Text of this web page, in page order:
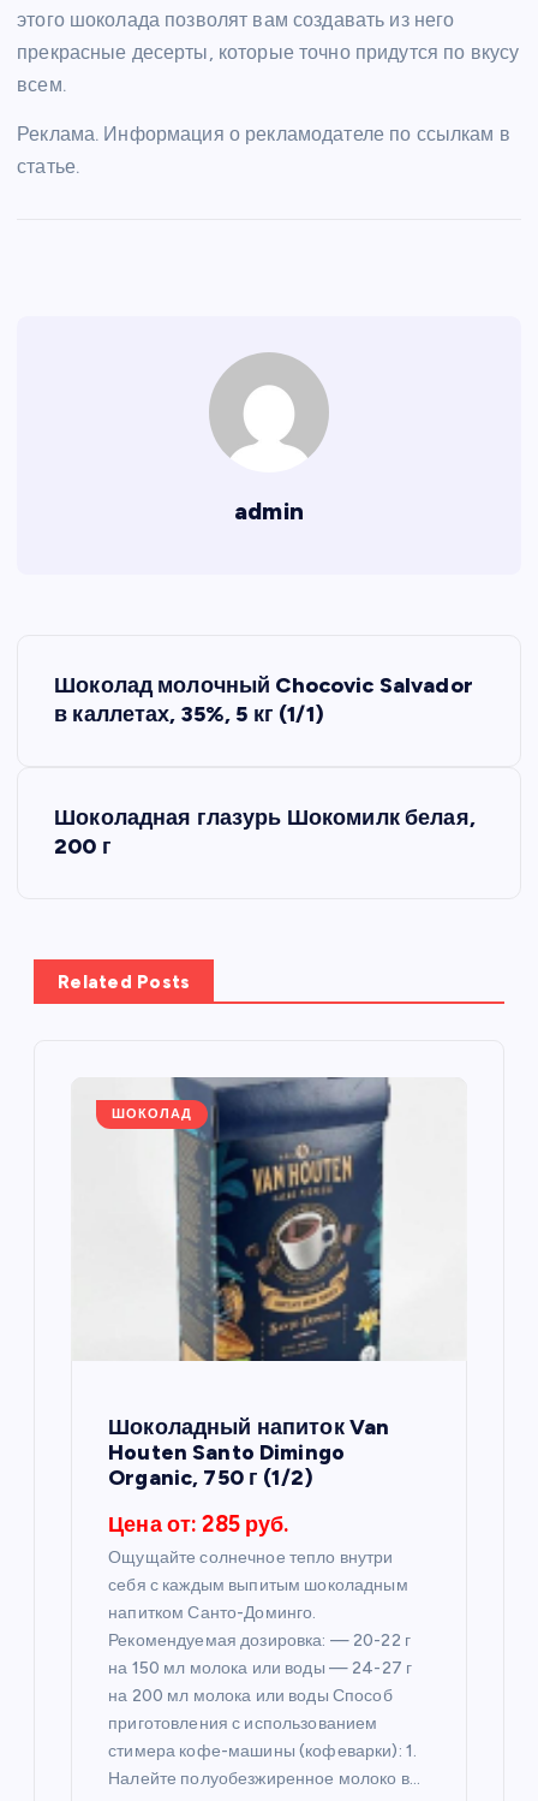
этого шоколада позволят вам создавать из него
прекрасные десерты, которые точно придутся по вкусу
всем.
Реклама. Информация о рекламодателе по ссылкам в
статье.
admin
а
ц
Шоколад молочный Chocovic Salvador
в каллетах, 35%, 5 кг (1/1)
Шоколадная глазурь Шокомилк белая,
200 г
Related Posts
ШОКОЛАД
Шоколадный напиток Van
Houten Santo Dimingo
Organic, 750 г (1/2)
Цена от: 285 руб.
Ощущайте солнечное тепло внутри
себя с каждым выпитым шоколадным
напитком Санто-Доминго.
Рекомендуемая дозировка: — 20-22 г
на 150 мл молока или воды — 24-27 г
на 200 мл молока или воды Способ
приготовления с использованием
стимера кофе-машины (кофеварки): 1.
Налейте полуобезжиренное молоко в…